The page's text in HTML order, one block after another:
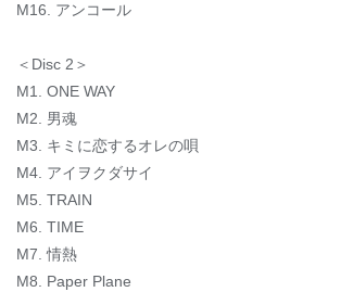
M16. アンコール
＜Disc 2＞
M1. ONE WAY
M2. 男魂
M3. キミに恋するオレの唄
M4. アイヲクダサイ
M5. TRAIN
M6. TIME
M7. 情熱
M8. Paper Plane